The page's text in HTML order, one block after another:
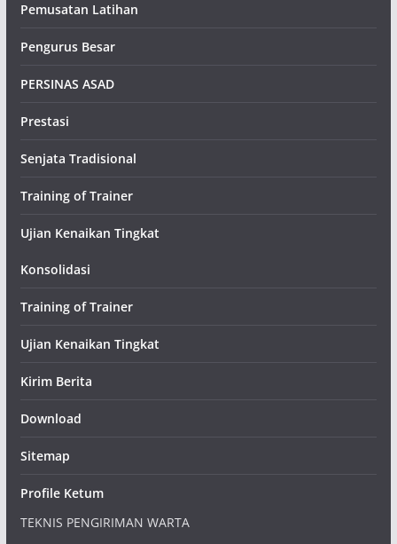
Pemusatan Latihan
Pengurus Besar
PERSINAS ASAD
Prestasi
Senjata Tradisional
Training of Trainer
Ujian Kenaikan Tingkat
Konsolidasi
Training of Trainer
Ujian Kenaikan Tingkat
Kirim Berita
Download
Sitemap
Profile Ketum
TEKNIS PENGIRIMAN WARTA